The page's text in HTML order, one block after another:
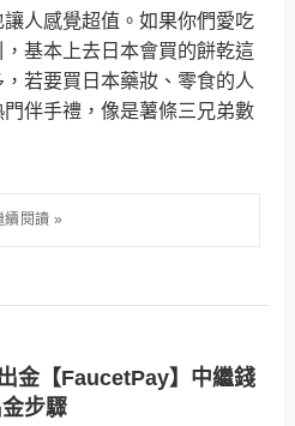
人感覺超值。如果你們愛吃
基本上去日本會買的餅乾這
若要買日本藥妝、零食的人
伴手禮，像是薯條三兄弟數
金【FaucetPay】中繼錢
步驟